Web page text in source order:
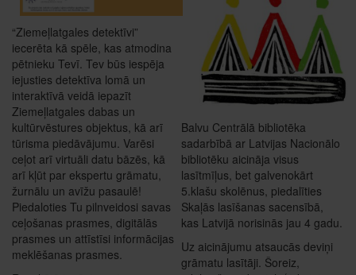
“Ziemeļlatgales detektīvi”
iecerēta kā spēle, kas atmodina
pētnieku Tevī. Tev būs iespēja
iejusties detektīva lomā un
interaktīvā veidā iepazīt
Ziemeļlatgales dabas un
kultūrvēstures objektus, kā arī
tūrisma piedāvājumu. Varēsi
ceļot arī virtuāli datu bāzēs, kā
arī kļūt par ekspertu grāmatu,
žurnālu un avīžu pasaulē!
Piedaloties Tu pilnveidosi savas
ceļošanas prasmes, digitālās
prasmes un attīstīsi informācijas
meklēšanas prasmes.
Balvu Centrālā bibliotēka
sadarbībā ar Latvijas Nacionālo
bibliotēku aicināja visus
lasītmīļus, bet galvenokārt
5.klašu skolēnus, piedalīties
Skaļās lasīšanas sacensībā,
kas Latvijā norisinās jau 4 gadu.
Uz aicinājumu atsaucās deviņi
grāmatu lasītāji. Šoreiz,